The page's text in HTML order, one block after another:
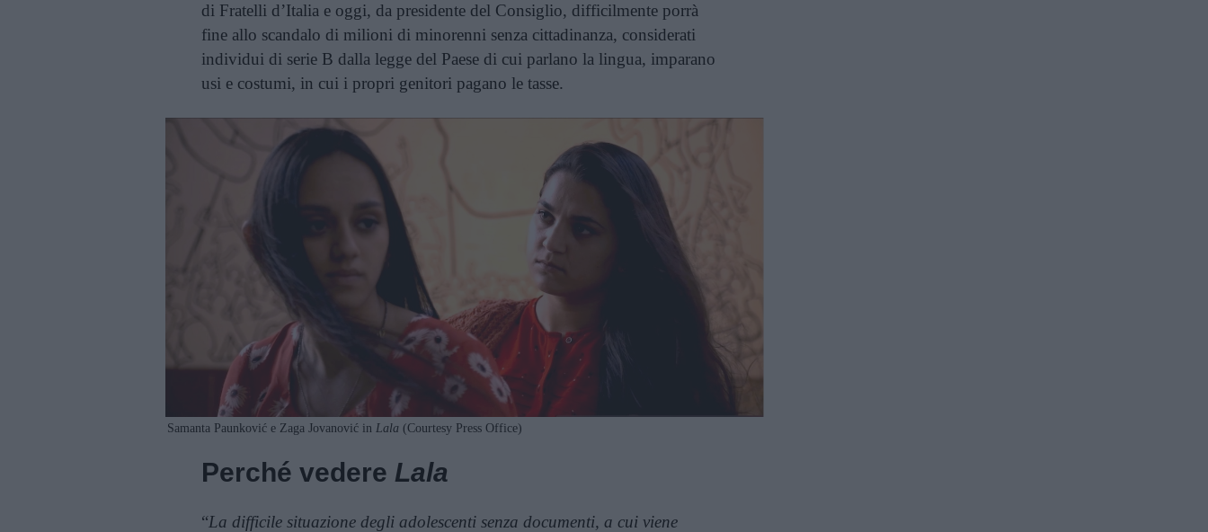
di Fratelli d’Italia e oggi, da presidente del Consiglio, difficilmente porrà
fine allo scandalo di milioni di minorenni senza cittadinanza, considerati
individui di serie B dalla legge del Paese di cui parlano la lingua, imparano
usi e costumi, in cui i propri genitori pagano le tasse.
Samanta Paunković e Zaga Jovanović in Lala (Courtesy Press Office)
Perché vedere Lala
“La difficile situazione degli adolescenti senza documenti, a cui viene